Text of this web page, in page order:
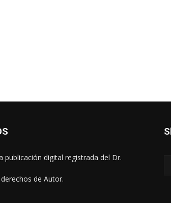
publicación digital registrada del Dr.
de Autor.